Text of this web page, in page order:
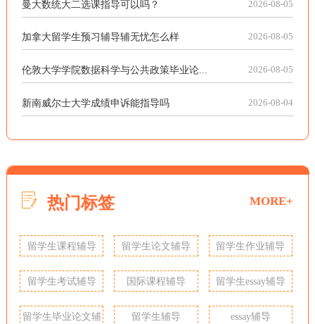
曼大数统大二选课指导可以吗？ 2026-08-05
加拿大留学生预习辅导辅无忧怎么样 2026-08-05
伦敦大学学院数据科学与公共政策毕业论... 2026-08-05
新南威尔士大学成绩申诉能指导吗 2026-08-04
热门标签 MORE+
留学生课程辅导 留学生论文辅导 留学生作业辅导
留学生考试辅导 国际课程辅导 留学生essay辅导
留学生毕业论文辅 留学生辅导 essay辅导